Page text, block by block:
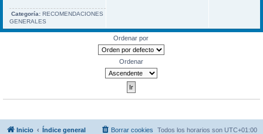
Categoría: RECOMENDACIONES
GENERALES
Ordenar por
Ordenar
Inicio Índice general Todos los horarios son UTC+01:00
Borrar cookies